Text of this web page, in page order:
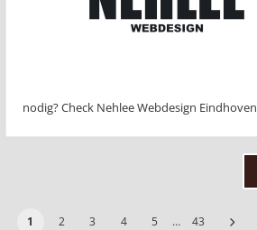
nodig? Check Nehlee Webdesign Eindhoven
1 2 3 4 5 … 43